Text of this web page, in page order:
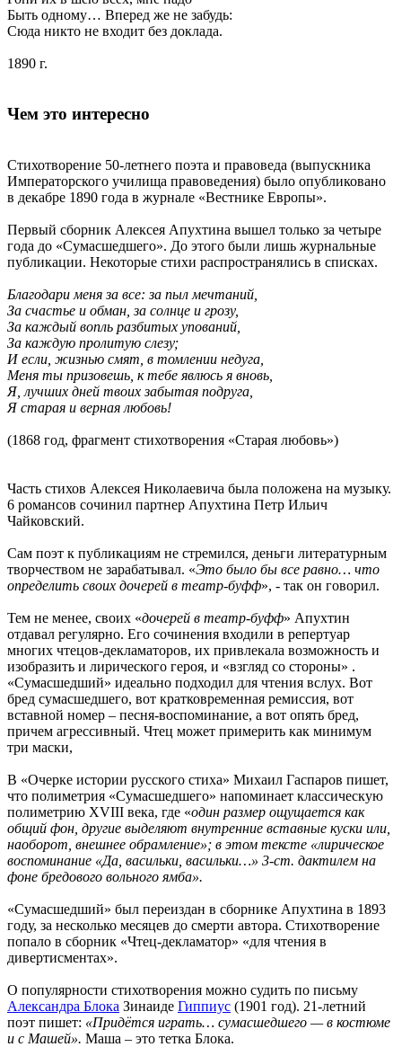
Быть одному… Вперед же не забудь:
Сюда никто не входит без доклада.
1890 г.
Чем это интересно
Стихотворение 50-летнего поэта и правоведа (выпускника
Императорского училища правоведения) было опубликовано
в декабре 1890 года в журнале «Вестнике Европы».
Первый сборник Алексея Апухтина вышел только за четыре
года до «Сумасшедшего». До этого были лишь журнальные
публикации. Некоторые стихи распространялись в списках.
Благодари меня за все: за пыл мечтаний,
За счастье и обман, за солнце и грозу,
За каждый вопль разбитых упований,
За каждую пролитую слезу;
И если, жизнью смят, в томлении недуга,
Меня ты призовешь, к тебе явлюсь я вновь,
Я, лучших дней твоих забытая подруга,
Я старая и верная любовь!
(1868 год, фрагмент стихотворения «Старая любовь»)
Часть стихов Алексея Николаевича была положена на музыку.
6 романсов сочинил партнер Апухтина Петр Ильич
Чайковский.
Сам поэт к публикациям не стремился, деньги литературным
творчеством не зарабатывал. «Это было бы все равно… что
определить своих дочерей в театр-буфф», - так он говорил.
Тем не менее, своих «дочерей в театр-буфф» Апухтин
отдавал регулярно. Его сочинения входили в репертуар
многих чтецов-декламаторов, их привлекала возможность и
изобразить и лирического героя, и «взгляд со стороны» .
«Сумасшедший» идеально подходил для чтения вслух. Вот
бред сумасшедшего, вот кратковременная ремиссия, вот
вставной номер – песня-воспоминание, а вот опять бред,
причем агрессивный. Чтец может примерить как минимум
три маски,
В «Очерке истории русского стиха» Михаил Гаспаров пишет,
что полиметрия «Сумасшедшего» напоминает классическую
полиметрию XVIII века, где «один размер ощущается как
общий фон, другие выделяют внутренние вставные куски или,
наоборот, внешнее обрамление»; в этом тексте «лирическое
воспоминание «Да, васильки, васильки…» 3-ст. дактилем на
фоне бредового вольного ямба».
«Сумасшедший» был переиздан в сборнике Апухтина в 1893
году, за несколько месяцев до смерти автора. Стихотворение
попало в сборник «Чтец-декламатор» «для чтения в
дивертисментах».
О популярности стихотворения можно судить по письму
Александра Блока Зинаиде Гиппиус (1901 год). 21-летний
поэт пишет: «Придётся играть… сумасшедшего — в костюме
и с Машей». Маша – это тетка Блока.